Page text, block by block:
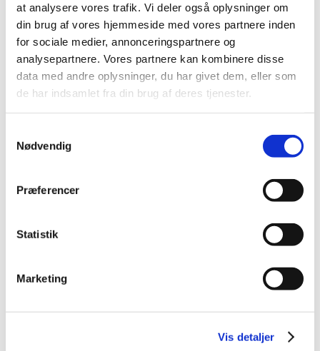
at analysere vores trafik. Vi deler også oplysninger om
din brug af vores hjemmeside med vores partnere inden
for sociale medier, annonceringspartnere og
analysepartnere. Vores partnere kan kombinere disse
data med andre oplysninger, du har givet dem, eller som
de har indsamlet fra din brug af deres tjenester.
Nødvendig
Præferencer
Statistik
Marketing
Vis detaljer
2023 (195)
2022 (197)
2020 (263)
december (24)
september (20)
juli (11)
april (24)
februar (12)
2019 (159)